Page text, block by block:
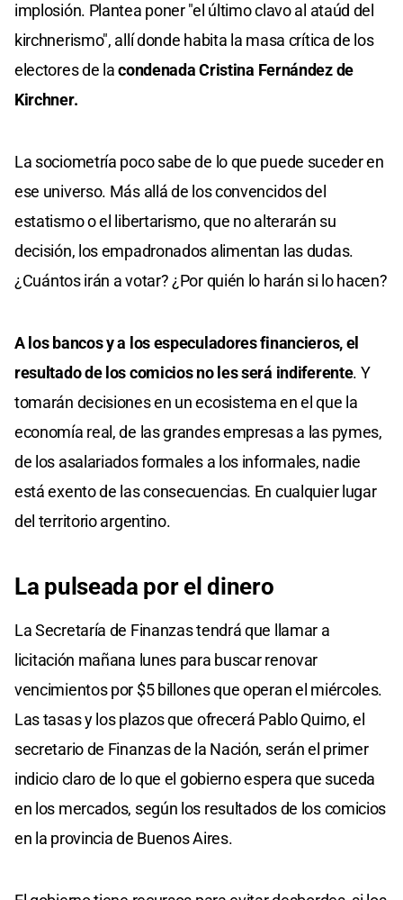
implosión. Plantea poner "el último clavo al ataúd del
kirchnerismo", allí donde habita la masa crítica de los
electores de lacondenada Cristina Fernández de
Kirchner.
La sociometría poco sabe de lo que puede suceder en
ese universo. Más allá de los convencidos del
estatismo o el libertarismo, que no alterarán su
decisión, los empadronados alimentan las dudas.
¿Cuántos irán a votar? ¿Por quién lo harán si lo hacen?
A los bancos y a los especuladores financieros, el
resultado de los comicios no les será indiferente. Y
tomarán decisiones en un ecosistema en el que la
economía real, de las grandes empresas a las pymes,
de los asalariados formales a los informales, nadie
está exento de las consecuencias. En cualquier lugar
del territorio argentino.
La pulseada por el dinero
La Secretaría de Finanzas tendrá que llamar a
licitación mañana lunes para buscar renovar
vencimientos por $5 billones que operan el miércoles.
Las tasas y los plazos que ofrecerá Pablo Quirno, el
secretario de Finanzas de la Nación, serán el primer
indicio claro de lo que el gobierno espera que suceda
en los mercados, según los resultados de los comicios
en la provincia de Buenos Aires.